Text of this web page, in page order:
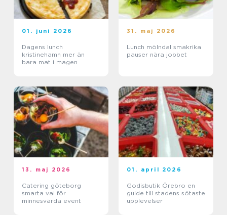
01. juni 2026
Dagens lunch
kristinehamn mer än
bara mat i magen
31. maj 2026
Lunch mölndal smakrika
pauser nära jobbet
13. maj 2026
Catering göteborg
smarta val för
minnesvärda event
01. april 2026
Godisbutik Örebro en
guide till stadens sötaste
upplevelser